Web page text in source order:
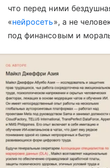
что перед ними
«нейросеть», а не
под финансовым и